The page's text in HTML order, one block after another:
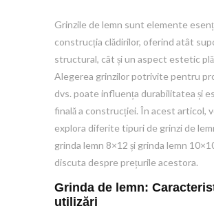
Grinzile de lemn sunt elemente
construcția clădirilor, oferind atât
structural, cât și un aspect estetic
Alegerea grinzilor potrivite pentru
dvs. poate influența durabilitatea și
finală a construcției. În acest articol,
explora diferite tipuri de grinzi de
grinda lemn 8×12 și grinda lemn
discuta despre prețurile acestora.
Grinda de lemn:
utilizări